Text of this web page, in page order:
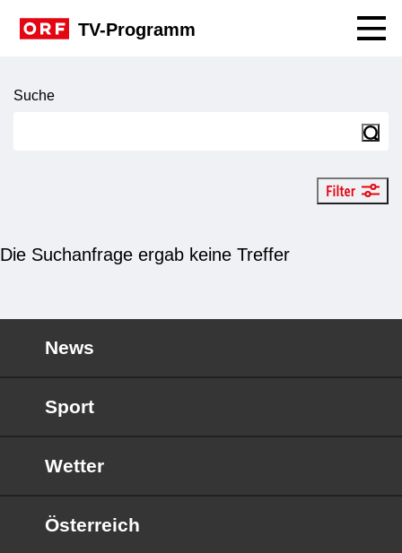
TV-Programm
Suche
Suche
Filter
Die Suchanfrage ergab keine Treffer
News
Sport
Wetter
Österreich